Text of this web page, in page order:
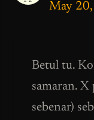
May
Betul tu.
samaran. X
sebenar)